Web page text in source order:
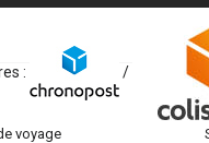
:
/
voyage